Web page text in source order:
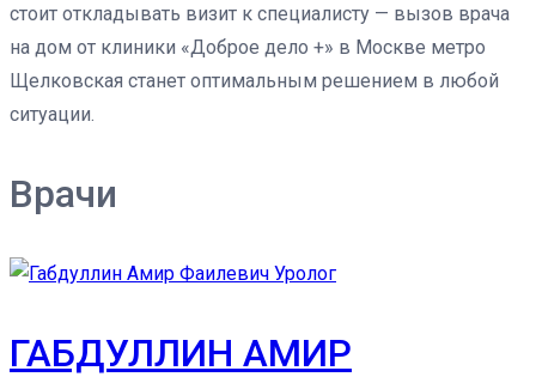
стоит откладывать визит к специалисту — вызов врача
на дом от клиники «Доброе дело +» в Москве метро
Щелковская станет оптимальным решением в любой
ситуации.
Врачи
ГАБДУЛЛИН АМИР